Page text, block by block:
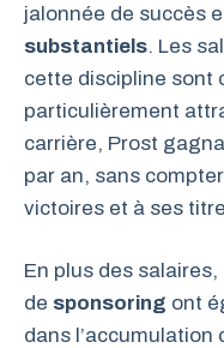
jalonnée de succès
substantiels. Les
cette discipline sont
particulièrement
carrière, Prost
par an, sans
victoires et à ses
En plus des
de sponsoring ont
dans l’accumulation